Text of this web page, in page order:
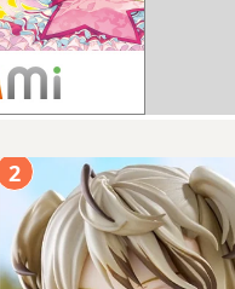
2